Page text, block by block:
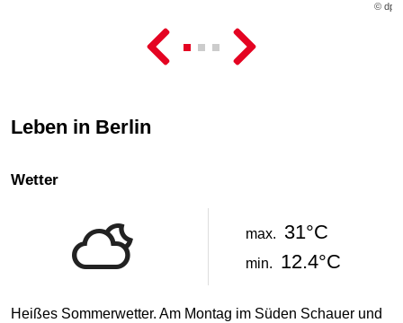
© dpa
Leben in Berlin
Wetter
max. 31°C
min. 12.4°C
Heißes Sommerwetter. Am Montag im Süden Schauer und